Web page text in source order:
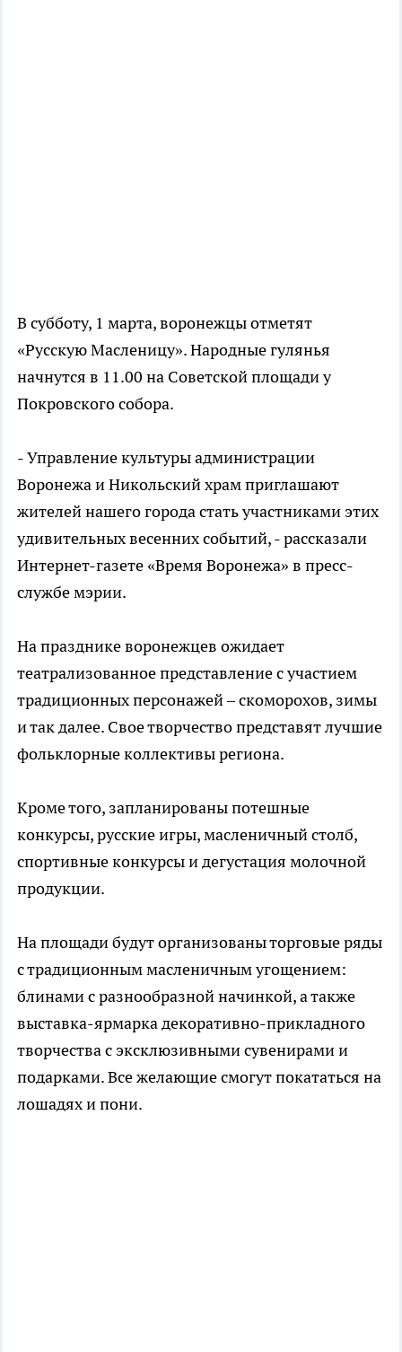
В субботу, 1 марта, воронежцы отметят
«Русскую Масленицу». Народные гулянья
начнутся в 11.00 на Советской площади у
Покровского собора.
- Управление культуры администрации
Воронежа и Никольский храм приглашают
жителей нашего города стать участниками этих
удивительных весенних событий, - рассказали
Интернет-газете «Время Воронежа» в пресс-
службе мэрии.
На празднике воронежцев ожидает
театрализованное представление с участием
традиционных персонажей – скоморохов, зимы
и так далее. Свое творчество представят лучшие
фольклорные коллективы региона.
Кроме того, запланированы потешные
конкурсы, русские игры, масленичный столб,
спортивные конкурсы и дегустация молочной
продукции.
На площади будут организованы торговые ряды
с традиционным масленичным угощением:
блинами с разнообразной начинкой, а также
выставка-ярмарка декоративно-прикладного
творчества с эксклюзивными сувенирами и
подарками. Все желающие смогут покататься на
лошадях и пони.